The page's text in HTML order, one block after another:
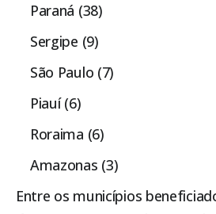
Paraná (38)
Sergipe (9)
São Paulo (7)
Piauí (6)
Roraima (6)
Amazonas (3)
Entre os municípios